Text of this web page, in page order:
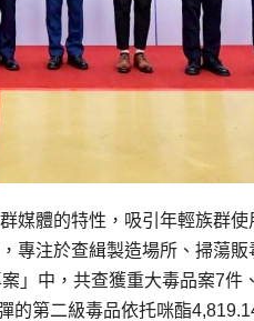
媒體的特性，吸引年輕族群
專注於查緝製造場所、掃蕩
」中，共查獲重大毒品案7件
的第二級毒品依托咪酯